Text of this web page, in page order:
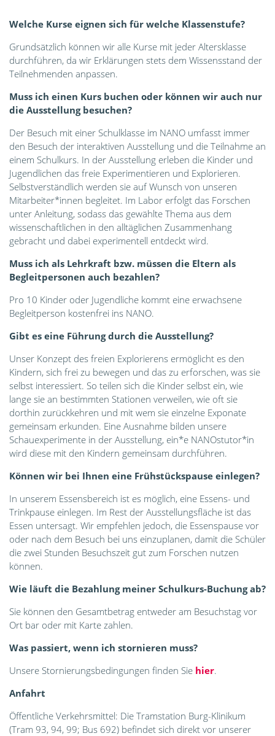
Welche Kurse eignen sich für welche Klassenstufe?
Grundsätzlich können wir alle Kurse mit jeder Altersklasse
durchführen, da wir Erklärungen stets dem Wissensstand der
Teilnehmenden anpassen.
Muss ich einen Kurs buchen oder können wir auch nur
die Ausstellung besuchen?
Der Besuch mit einer Schulklasse im NANO umfasst immer
den Besuch der interaktiven Ausstellung und die Teilnahme an
einem Schulkurs. In der Ausstellung erleben die Kinder und
Jugendlichen das freie Experimentieren und Explorieren.
Selbstverständlich werden sie auf Wunsch von unseren
Mitarbeiter*innen begleitet. Im Labor erfolgt das Forschen
unter Anleitung, sodass das gewählte Thema aus dem
wissenschaftlichen in den alltäglichen Zusammenhang
gebracht und dabei experimentell entdeckt wird.
Muss ich als Lehrkraft bzw. müssen die Eltern als
Begleitpersonen auch bezahlen?
Pro 10 Kinder oder Jugendliche kommt eine erwachsene
Begleitperson kostenfrei ins NANO.
Gibt es eine Führung durch die Ausstellung?
Unser Konzept des freien Explorierens ermöglicht es den
Kindern, sich frei zu bewegen und das zu erforschen, was sie
selbst interessiert. So teilen sich die Kinder selbst ein, wie
lange sie an bestimmten Stationen verweilen, wie oft sie
dorthin zurückkehren und mit wem sie einzelne Exponate
gemeinsam erkunden. Eine Ausnahme bilden unsere
Schauexperimente in der Ausstellung, ein*e NANOstutor*in
wird diese mit den Kindern gemeinsam durchführen.
Können wir bei Ihnen eine Frühstückspause einlegen?
In unserem Essensbereich ist es möglich, eine Essens- und
Trinkpause einlegen. Im Rest der Ausstellungsfläche ist das
Essen untersagt. Wir empfehlen jedoch, die Essenspause vor
oder nach dem Besuch bei uns einzuplanen, damit die Schüler
die zwei Stunden Besuchszeit gut zum Forschen nutzen
können.
Wie läuft die Bezahlung meiner Schulkurs-Buchung ab?
Sie können den Gesamtbetrag entweder am Besuchstag vor
Ort bar oder mit Karte zahlen.
Was passiert, wenn ich stornieren muss?
Unsere Stornierungsbedingungen finden Sie hier.
Anfahrt
Öffentliche Verkehrsmittel: Die Tramstation Burg-Klinikum
(Tram 93, 94, 99; Bus 692) befindet sich direkt vor unserer